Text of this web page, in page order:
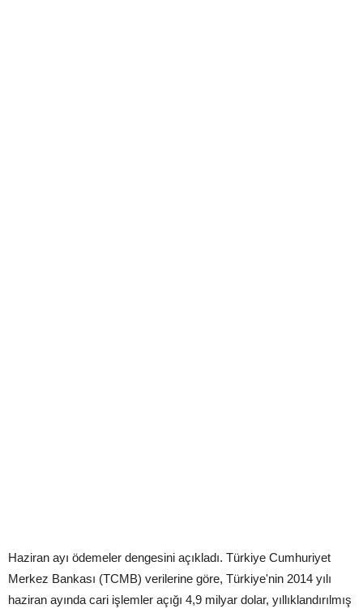
Haziran ayı ödemeler dengesini açıkladı. Türkiye Cumhuriyet
Merkez Bankası (TCMB) verilerine göre, Türkiye'nin 2014 yılı
haziran ayında cari işlemler açığı 4,9 milyar dolar, yıllıklandırılmış